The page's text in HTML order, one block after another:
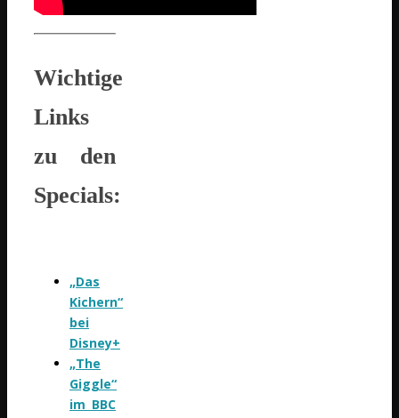
Wichtige
Links
zu den
Specials:
„Das
Kichern“
bei
Disney+
„The
Giggle“
im BBC